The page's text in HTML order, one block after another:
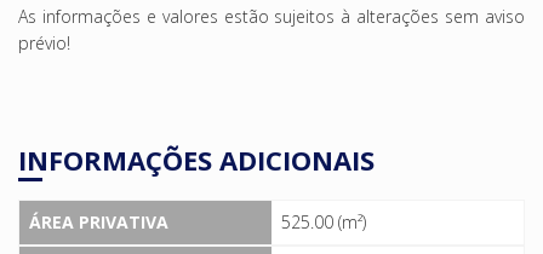
As informações e valores estão sujeitos à alterações sem aviso
prévio!
INFORMAÇÕES ADICIONAIS
ÁREA PRIVATIVA
525.00 (m²)